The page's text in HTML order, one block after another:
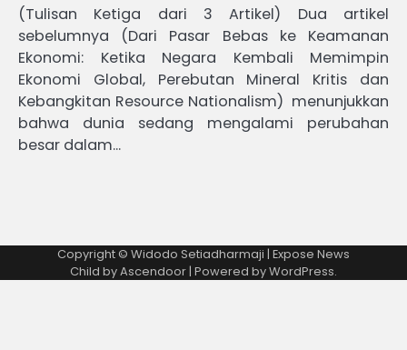
(Tulisan Ketiga dari 3 Artikel) Dua artikel
sebelumnya (Dari Pasar Bebas ke Keamanan
Ekonomi: Ketika Negara Kembali Memimpin
Ekonomi Global, Perebutan Mineral Kritis dan
Kebangkitan Resource Nationalism) menunjukkan
bahwa dunia sedang mengalami perubahan
besar dalam…
Copyright © Widodo Setiadharmaji | Expose News
Child byAscendoor| Powered byWordPress.